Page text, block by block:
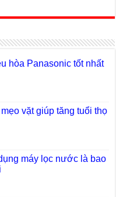
hòa Panasonic tốt nhất
vặt giúp tăng tuổi thọ
máy lọc nước là bao